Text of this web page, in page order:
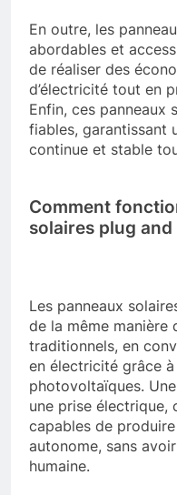
En outre, les
abordables et
de réaliser des
d’électricité tout en
Enfin, ces panneaux
fiables, garantissant
continue et stable
Comment
solaires plug and
Les panneaux
de la même manière
traditionnels, en
en électricité grâce
photovoltaïques.
une prise électrique,
capables de
autonome, sans
humaine.